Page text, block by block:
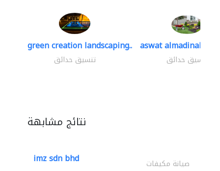
green creation landscaping..
تنسيق حدائق
aswat almadinah
تنسيق حدائق
نتائج مشابهة
imz sdn bhd صيانة مكيفات